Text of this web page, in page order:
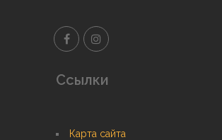
Ссылки
Карта сайта